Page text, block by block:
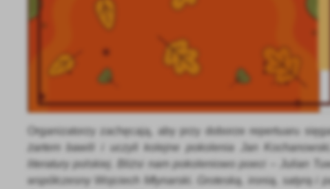
Organizatorzy zachęcają, aby przy doborze repertuaru
żartem bawili i uczyli kolejne pokolenia Jan
literatury polskiej. Bliżsi nam pokoleniowo poeci – Julian
współczesny Wojciech Młynarski. Groteską, ironią, satyrą i